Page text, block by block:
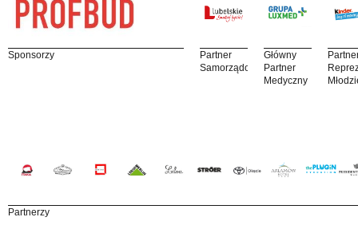
Sponsorzy
Partner
Samorządowy
Główny
Partner
Medyczny
Partnerzy